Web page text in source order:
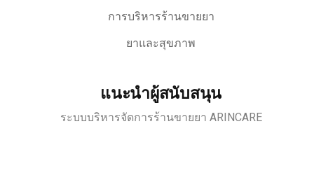
การบริหารร้านขายยา
ยาและสุขภาพ
แนะนำผู้สนับสนุน
ระบบบริหารจัดการร้านขายยา ARINCARE